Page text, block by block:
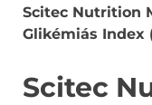
Scitec Nutrition
Glikémiás Index
Scitec